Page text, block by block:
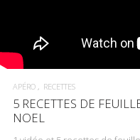
APÉRO RECETTES
5 RECETTES DE
NOEL